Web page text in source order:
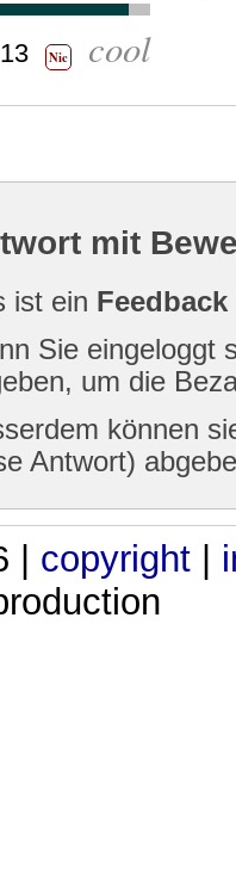
Nic cool
mit
ist ein Feedback
Sie eingeloggt
um die
können
Antwort)
copyright